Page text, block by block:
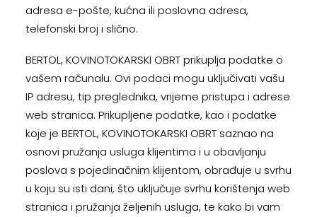
adresa e-pošte, kućna ili poslovna adresa,
telefonski broj i slično.
BERTOL, KOVINOTOKARSKI OBRT prikuplja podatke o
vašem računalu. Ovi podaci mogu uključivati vašu
IP adresu, tip preglednika, vrijeme pristupa i adrese
web stranica. Prikupljene podatke, kao i podatke
koje je BERTOL, KOVINOTOKARSKI OBRT saznao na
osnovi pružanja usluga klijentima i u obavljanju
poslova s pojedinačnim klijentom, obrađuje u svrhu
u koju su isti dani, što uključuje svrhu korištenja web
stranica i pružanja željenih usluga, te kako bi vam